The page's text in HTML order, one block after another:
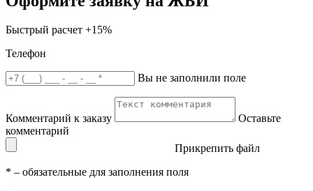
Быстрый расчет +15%
Телефон
Вы не заполнили поле
Комментарий к заказу
Оставьте
комментарий
Прикрепить файл
* – обязательные для заполнения поля